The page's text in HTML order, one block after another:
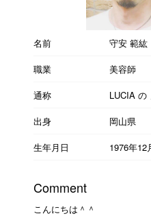
名前
守安 範紘
職業
美容師
通称
LUCIA の
出身
岡山県
生年月日
1976年12
Comment
こんにちは＾＾